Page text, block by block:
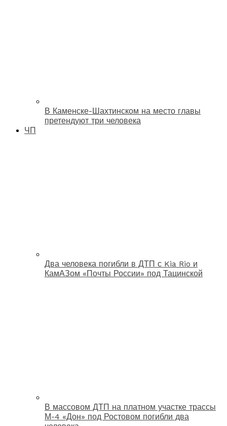
В Каменске-Шахтинском на место главы
претендуют три человека
ЧП
Два человека погибли в ДТП с Kia Rio и
КамАЗом «Почты России» под Тацинской
В массовом ДТП на платном участке трассы
М-4 «Дон» под Ростовом погибли два